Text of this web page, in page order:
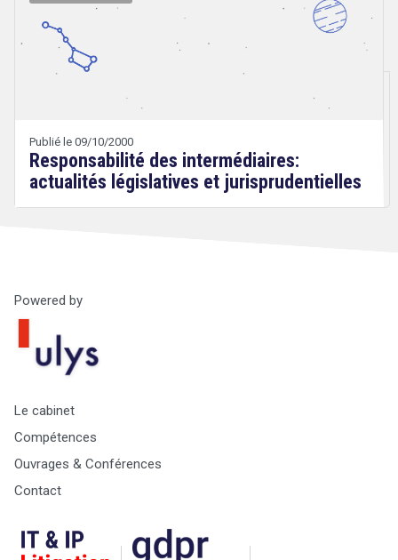
Droit
Technologies
Publié le 09/10/2000
Responsabilité des intermédiaires:
actualités législatives et jurisprudentielles
Droit
Technologies
Powered by
Le cabinet
Compétences
Ouvrages & Conférences
Contact